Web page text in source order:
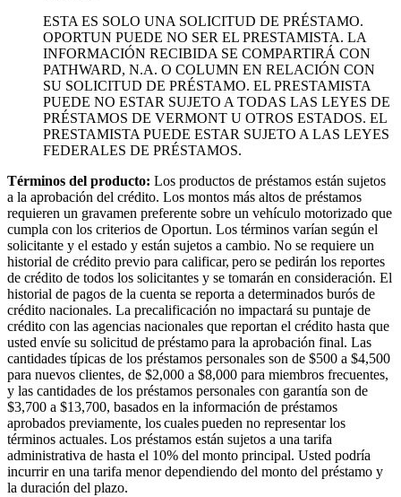
ESTA ES SOLO UNA SOLICITUD DE PRÉSTAMO.
OPORTUN PUEDE NO SER EL PRESTAMISTA. LA
INFORMACIÓN RECIBIDA SE COMPARTIRÁ CON
PATHWARD, N.A. O COLUMN EN RELACIÓN CON
SU SOLICITUD DE PRÉSTAMO. EL PRESTAMISTA
PUEDE NO ESTAR SUJETO A TODAS LAS LEYES DE
PRÉSTAMOS DE VERMONT U OTROS ESTADOS. EL
PRESTAMISTA PUEDE ESTAR SUJETO A LAS LEYES
FEDERALES DE PRÉSTAMOS.
Términos del producto: Los productos de préstamos están sujetos
a la aprobación del crédito. Los montos más altos de préstamos
requieren un gravamen preferente sobre un vehículo motorizado que
cumpla con los criterios de Oportun. Los términos varían según el
solicitante y el estado y están sujetos a cambio. No se requiere un
historial de crédito previo para calificar, pero se pedirán los reportes
de crédito de todos los solicitantes y se tomarán en consideración. El
historial de pagos de la cuenta se reporta a determinados burós de
crédito nacionales. La precalificación no impactará su puntaje de
crédito con las agencias nacionales que reportan el crédito hasta que
usted envíe su solicitud de préstamo para la aprobación final. Las
cantidades típicas de los préstamos personales son de $500 a $4,500
para nuevos clientes, de $2,000 a $8,000 para miembros frecuentes,
y las cantidades de los préstamos personales con garantía son de
$3,700 a $13,700, basados en la información de préstamos
aprobados previamente, los cuales pueden no representar los
términos actuales. Los préstamos están sujetos a una tarifa
administrativa de hasta el 10% del monto principal. Usted podría
incurrir en una tarifa menor dependiendo del monto del préstamo y
la duración del plazo.